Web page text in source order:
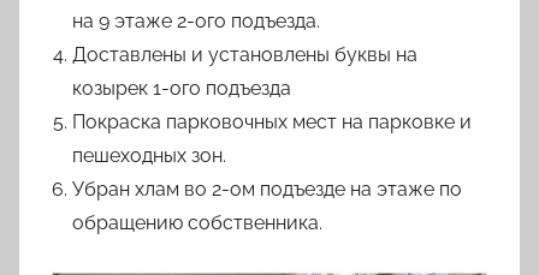
на 9 этаже 2-ого подъезда.
Доставлены и установлены буквы на
козырек 1-ого подъезда
Покраска парковочных мест на парковке и
пешеходных зон.
Убран хлам во 2-ом подъезде на этаже по
обращению собственника.